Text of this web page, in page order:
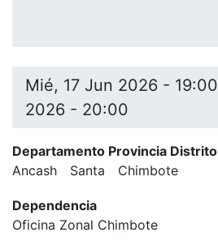
Mié, 17 Jun 2026 - 19:00
2026 - 20:00
Departamento Provincia Distrito
Ancash
Santa Chimbote
Dependencia
Oficina Zonal Chimbote